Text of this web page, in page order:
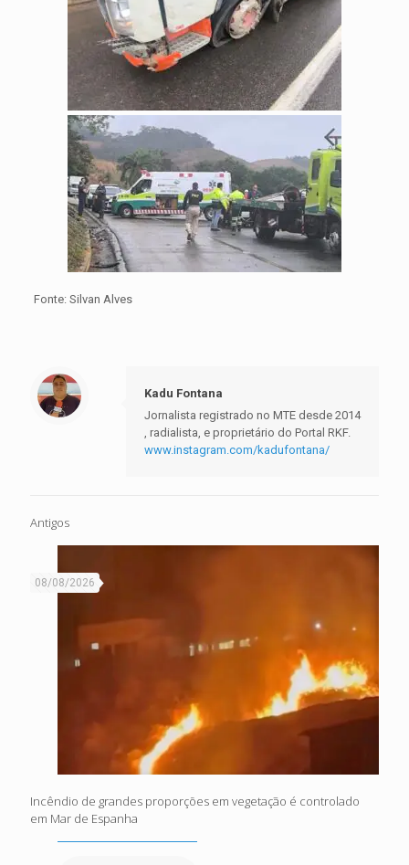
Fonte: Silvan Alves
Kadu Fontana
Jornalista registrado no MTE desde 2014
, radialista, e proprietário do Portal RKF.
www.instagram.com/kadufontana/
Antigos
08/08/2026
Incêndio de grandes proporções em vegetação é controlado
em Mar de Espanha